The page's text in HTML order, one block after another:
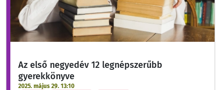
Az első negyedév 12 legnépszerűbb
gyerekkönyve
2025. május 29. 13:10